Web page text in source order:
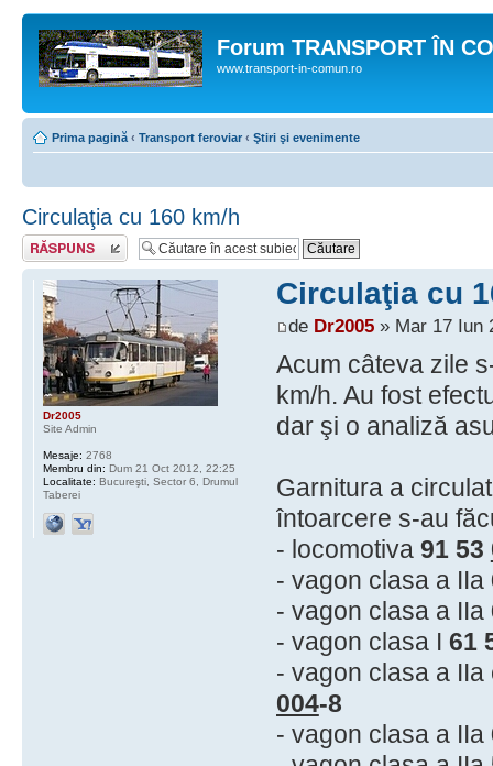
Forum TRANSPORT ÎN
www.transport-in-comun.ro
Prima pagină ‹ Transport feroviar ‹ Ştiri şi evenimente
Circulaţia cu 160 km/h
Răspunde
Circulaţia cu
de Dr2005» Mar 17 Iun
Acum câteva zile
km/h. Au fost
dar şi o analiză
Garnitura a
întoarcere s-au
- locomotiva 91 53
- vagon clasa a IIa
- vagon clasa a IIa
- vagon clasa I 61
- vagon clasa a
004-8
- vagon clasa a IIa
Dr2005
Site Admin
Mesaje: 2768
Membru din: Dum 21 Oct 2012, 22:25
Localitate: Bucureşti, Sector 6, Drumul
Taberei